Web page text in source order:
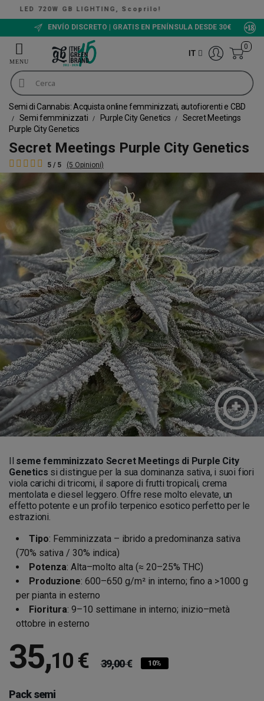
The Green Bucket CBD, Ora
Scoprilo!
ENVÍO DISCRETO | GRATIS EN PENÍNSULA DESDE 30€
IT
0
Semi di Cannabis: Acquista online femminizzati, autofiorenti e CBD
Semi femminizzati
Purple City Genetics
Secret Meetings
Purple City Genetics
Secret Meetings Purple City Genetics
5 / 5 (5 Opinioni)
Il seme femminizzato Secret Meetings di Purple City
Genetics si distingue per la sua dominanza sativa, i suoi fiori
viola carichi di tricomi, il sapore di frutti tropicali, crema
mentolata e diesel leggero. Offre rese molto elevate, un
effetto potente e un profilo terpenico esotico perfetto per le
estrazioni.
Tipo: Femminizzata – ibrido a predominanza sativa
(70% sativa / 30% indica)
Potenza: Alta–molto alta (≈ 20–25% THC)
Produzione: 600–650 g/m² in interno; fino a >1000 g
per pianta in esterno
Fioritura: 9–10 settimane in interno; inizio–metà
ottobre in esterno
35,10 € 39,00 € 10%
Pack semi